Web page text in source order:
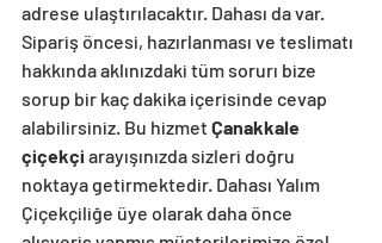
adrese ulaştırılacaktır. Dahası da var.
Sipariş öncesi, hazırlanması ve teslimatı
hakkında aklınızdaki tüm sorurı bize
sorup bir kaç dakika içerisinde cevap
alabilirsiniz. Bu hizmet Çanakkale
çiçekçi arayışınızda sizleri doğru
noktaya getirmektedir. Dahası Yalım
Çiçekçiliğe üye olarak daha önce